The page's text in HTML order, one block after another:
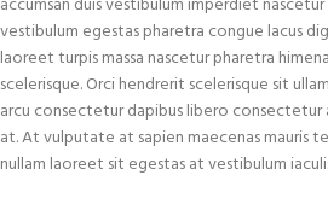
accumsan duis vestibulum imperdiet
vestibulum egestas pharetra congue lacus
laoreet turpis massa nascetur pharetra
scelerisque. Orci hendrerit scelerisque sit
arcu consectetur dapibus libero
at. At vulputate at sapien maecenas mauris
nullam laoreet sit egestas at vestibulum